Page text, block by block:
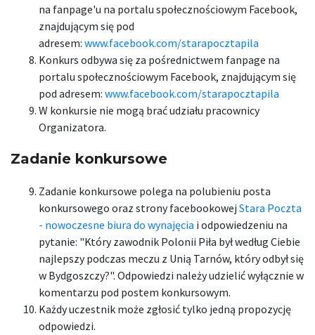
na fanpage'u na portalu społecznościowym Facebook,
znajdującym się pod
adresem: www.facebook.com/starapocztapila
Konkurs odbywa się za pośrednictwem fanpage na
portalu społecznościowym Facebook, znajdującym się
pod adresem: www.facebook.com/starapocztapila
W konkursie nie mogą brać udziału pracownicy
Organizatora.
Zadanie konkursowe
Zadanie konkursowe polega na polubieniu posta
konkursowego oraz strony facebookowej Stara Poczta
- nowoczesne biura do wynajęcia i odpowiedzeniu na
pytanie: "Który zawodnik Polonii Piła był według Ciebie
najlepszy podczas meczu z Unią Tarnów, który odbył się
w Bydgoszczy?". Odpowiedzi należy udzielić wyłącznie w
komentarzu pod postem konkursowym.
Każdy uczestnik może zgłosić tylko jedną propozycję
odpowiedzi.